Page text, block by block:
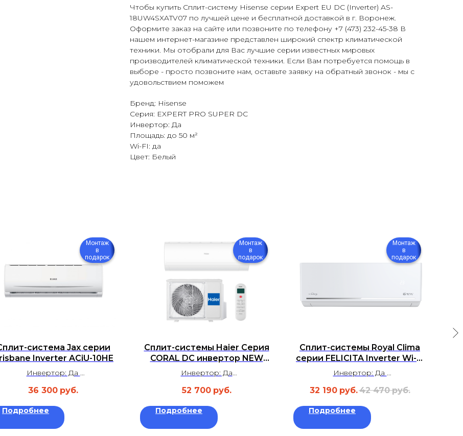
Чтобы купить Сплит-систему Hisense серии Expert EU DC (Inverter) AS-
18UW4SXATV07 по лучшей цене и бесплатной доставкой в г. Воронеж.
Оформите заказ на сайте или позвоните по телефону +7 (473) 232-45-38 В
нашем интернет-магазине представлен широкий спектр климатической
техники. Мы отобрали для Вас лучшие серии известных мировых
производителей климатической техники. Если Вам потребуется помощь в
выборе - просто позвоните нам, оставьте заявку на обратный звонок - мы с
удовольствием поможем
Бренд: Hisense
Серия: EXPERT PRO SUPER DC
Инвертор: Да
Площадь: до 50 м²
Wi-FI: да
Цвет: Белый
Монтаж
в
подарок
система Jax серии
Inverter ACiU-10HE
Инвертор: Да
Уровень шума: 23 дБ
Гарантия: 3 года
36 300 руб.
Подробнее
Монтаж
в
подарок
Сплит-системы Haier Серия
CORAL DC инвертор NEW
AS35HPL2HRA/1U35HPL1FRA
Инвертор: Да
Уровень шума: 23 дБ
Гарантия: 3 года
52 700 руб.
Подробнее
Монтаж
в
подарок
Сплит-системы Royal Clima
серии FELICITA Inverter Wi-Fi
RCI-FCE24HN
Инвертор: Да
Уровень шума: 20 дБ
Гарантия: 3 года
32 190 руб.42 470 руб.
Подробнее